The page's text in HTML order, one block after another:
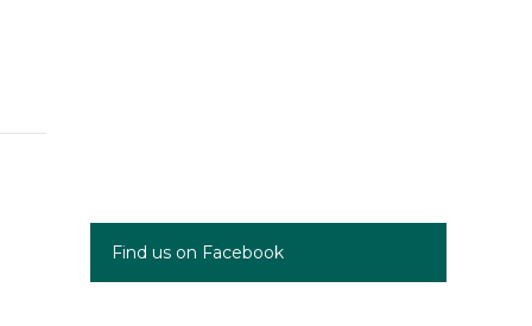
Find us on Facebook